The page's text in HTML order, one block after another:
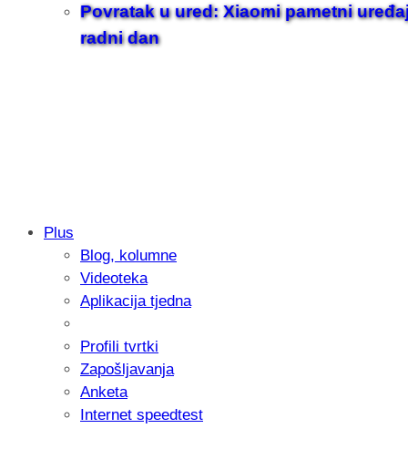
Povratak u ured: Xiaomi pametni
radni dan
Samsung otkrio kako je nastajala
donijelo tanje i izdržljivije preklopne
Plus
Blog, kolumne
Videoteka
Aplikacija tjedna
Profili tvrtki
Zapošljavanja
Anketa
Internet speedtest